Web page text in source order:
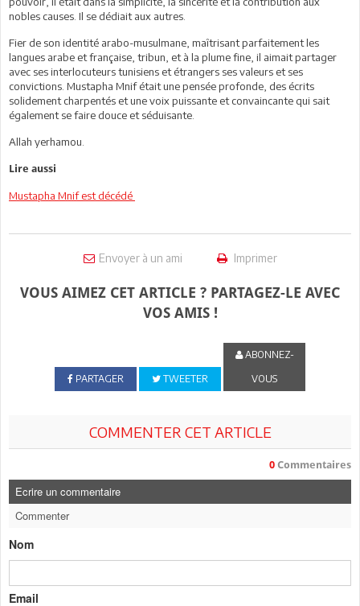
nobles causes. Il se dédiait aux autres.
Fier de son identité arabo-musulmane, maîtrisant parfaitement les
langues arabe et française, tribun, et à la plume fine, il aimait partager
avec ses interlocuteurs tunisiens et étrangers ses valeurs et ses
convictions. Mustapha Mnif était une pensée profonde, des écrits
solidement charpentés et une voix puissante et convaincante qui sait
également se faire douce et séduisante.
Allah yerhamou.
Lire aussi
Mustapha Mnif est décédé
Envoyer à un ami Imprimer
VOUS AIMEZ CET ARTICLE ? PARTAGEZ-LE AVEC
VOS AMIS !
PARTAGER TWEETER
ABONNEZ-
VOUS
COMMENTER CET ARTICLE
0 Commentaires
Ecrire un commentaire
Commenter
Nom
Email